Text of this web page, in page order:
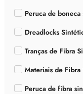
Peruca de
Dreadlocks
Tranças de Fibra
Materiais de Fibra
Peruca de fibra